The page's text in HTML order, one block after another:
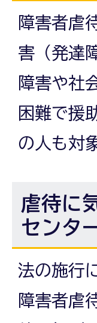
障害者虐
害（発達
障害や社
困難で援
の人も対
虐待に
センタ
法の施行
障害者虐